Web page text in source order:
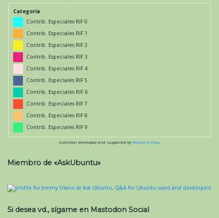
Categoría
Contrib. Especiales RIF 0
Contrib. Especiales RIF 1
Contrib. Especiales RIF 2
Contrib. Especiales RIF 3
Contrib. Especiales RIF 4
Contrib. Especiales RIF 5
Contrib. Especiales RIF 6
Contrib. Especiales RIF 7
Contrib. Especiales RIF 8
Contrib. Especiales RIF 9
Calendar developed and supported by Kieran O'Shea
Miembro de «AskUbuntu»
Si desea vd., sígame en Mastodon Social